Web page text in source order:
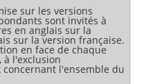
sur les versions
sont invités à
en anglais sur la
sur la version française.
en face de chaque
à l'exclusion
l'ensemble du